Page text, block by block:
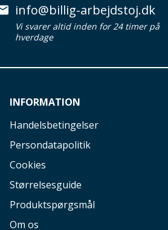
info@billig-arbejdstoj.dk
Vi svarer altid inden for 24 timer på
hverdage
INFORMATION
Handelsbetingelser
Persondatapolitik
Cookies
Størrelsesguide
Produktspørgsmål
Om os